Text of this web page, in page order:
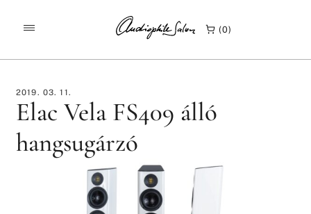
0
KEZDŐLAP TESZTEK
ELAC VELA FS409 ÁLLÓ HANGSUGÁRZÓ
2019. 03. 11.
Elac Vela FS409 álló
hangsugárzó